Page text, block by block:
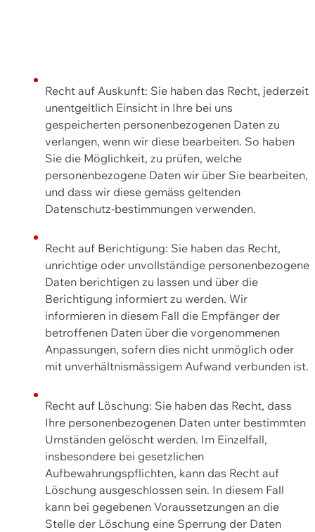
Recht auf Auskunft: Sie haben das Recht, jederzeit
unentgeltlich Einsicht in Ihre bei uns
gespeicherten personenbezogenen Daten zu
verlangen, wenn wir diese bearbeiten. So haben
Sie die Möglichkeit, zu prüfen, welche
personenbezogene Daten wir über Sie bearbeiten,
und dass wir diese gemäss geltenden
Datenschutz-bestimmungen verwenden.
Recht auf Berichtigung: Sie haben das Recht,
unrichtige oder unvollständige personenbezogene
Daten berichtigen zu lassen und über die
Berichtigung informiert zu werden. Wir
informieren in diesem Fall die Empfänger der
betroffenen Daten über die vorgenommenen
Anpassungen, sofern dies nicht unmöglich oder
mit unverhältnismässigem Aufwand verbunden ist.
Recht auf Löschung: Sie haben das Recht, dass
Ihre personenbezogenen Daten unter bestimmten
Umständen gelöscht werden. Im Einzelfall,
insbesondere bei gesetzlichen
Aufbewahrungspflichten, kann das Recht auf
Löschung ausgeschlossen sein. In diesem Fall
kann bei gegebenen Voraussetzungen an die
Stelle der Löschung eine Sperrung der Daten